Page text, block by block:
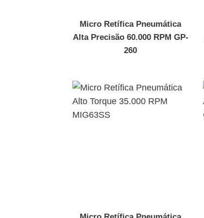
Micro Retífica Pneumática
Alta Precisão 60.000 RPM GP-
260